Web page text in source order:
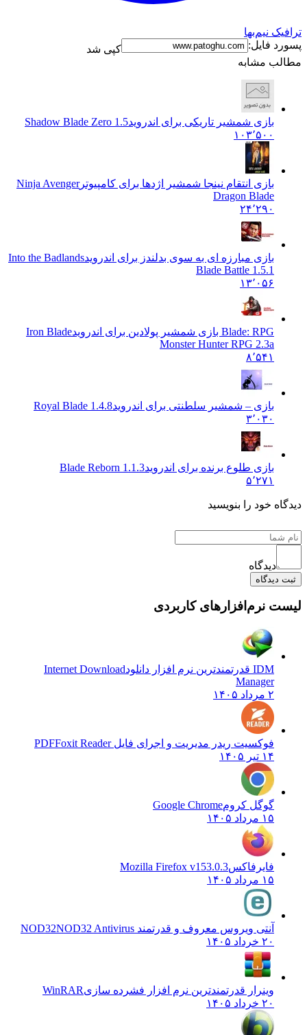
ترافیک نیم‌بها
پسورد فایل:
کپی شد
مطالب مشابه
بازی شمشیر تاریکی برای اندرویدShadow Blade Zero 1.5
۱۰۳٬۵۰۰
بازی انتقام نینجا شمشیر اژدها برای کامپیوترNinja Avenger
Dragon Blade
۲۴٬۲۹۰
بازی مبارزه ای به سوی بدلندز برای اندرویدInto the Badlands
Blade Battle 1.5.1
۱۳٬۰۵۶
Blade: RPG بازی شمشیر پولادین برای اندروید
Iron Blade
Monster Hunter RPG 2.3a
۸٬۵۴۱
بازی – شمشیر سلطنتی برای اندروید1.4.8 Royal Blade
۳٬۰۳۰
بازی طلوع برنده برای اندروید1.1.3 Blade Reborn
۵٬۲۷۱
دیدگاه خود را بنویسید
دیدگاه
ثبت دیدگاه
لیست نرم‌افزارهای کاربردی
IDM قدرتمندترین نرم افزار دانلود
Internet Download
Manager
۲ مرداد ۱۴۰۵
فوکسیت ریدر مدیریت و اجرای فایل PDFFoxit Reader
۱۴ تیر ۱۴۰۵
گوگل کرومGoogle Chrome
۱۵ مرداد ۱۴۰۵
فایرفاکسMozilla Firefox v153.0.3
۱۵ مرداد ۱۴۰۵
آنتی ویروس معروف و قدرتمند NOD32 NOD32 Antivirus
۲۰ خرداد ۱۴۰۵
وینرار قدرتمندترین نرم افزار فشرده سازیWinRAR
۲۰ خرداد ۱۴۰۵